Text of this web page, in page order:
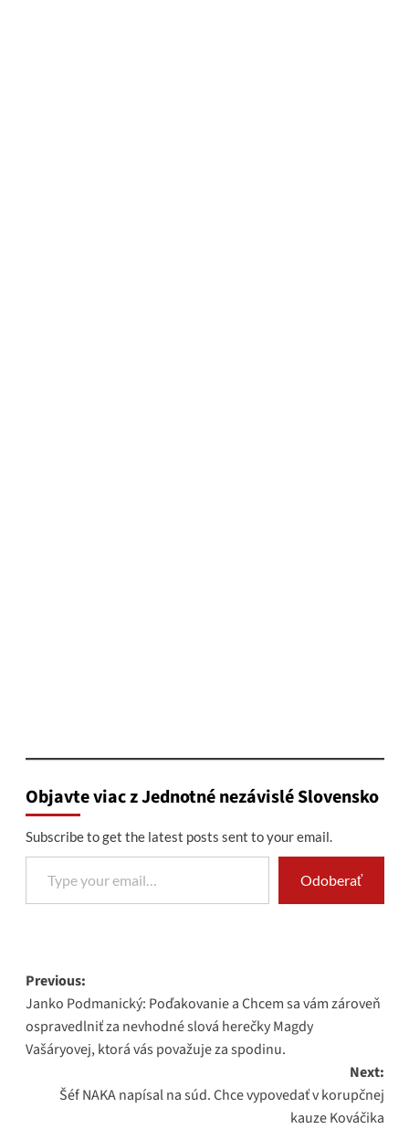
Objavte viac z Jednotné nezávislé Slovensko
Subscribe to get the latest posts sent to your email.
Type your email…
Odoberať
Post
navigation
Previous:
Janko Podmanický: Poďakovanie a Chcem sa vám zároveň
ospravedlniť za nevhodné slová herečky Magdy
Vašáryovej, ktorá vás považuje za spodinu.
Next:
Šéf NAKA napísal na súd. Chce vypovedať v korupčnej
kauze Kováčika